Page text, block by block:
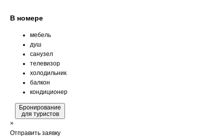
В номере
мебель
душ
санузел
телевизор
холодильник
балкон
кондиционер
Бронирование
для туристов
×
Отправить заявку